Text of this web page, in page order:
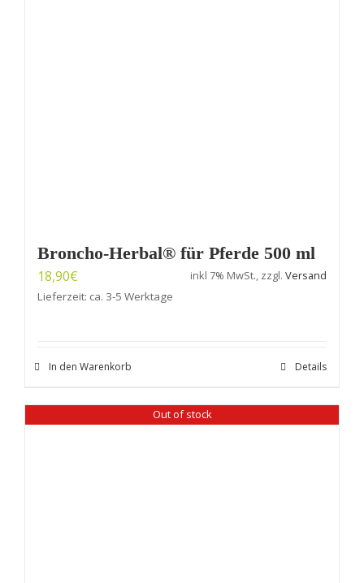
Broncho-Herbal® für Pferde 500 ml
18,90€ inkl 7% MwSt., zzgl. Versand
Lieferzeit: ca. 3-5 Werktage
In den Warenkorb Details
Out of stock